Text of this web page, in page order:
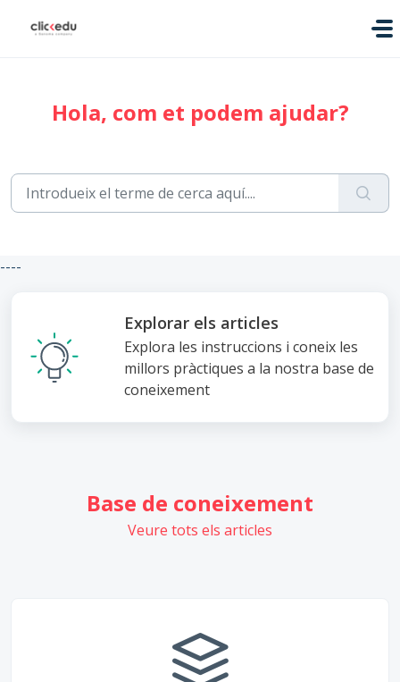
Hola, com et podem ajudar?
----
Explorar els articles
Explora les instruccions i coneix les
millors pràctiques a la nostra base de
coneixement
Base de coneixement
Veure tots els articles